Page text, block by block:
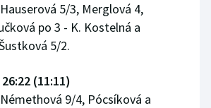
5/3, Merglová 4,
po 3 - K. Kostelná a
5/2.
(11:11)
9/4, Pócsíková a